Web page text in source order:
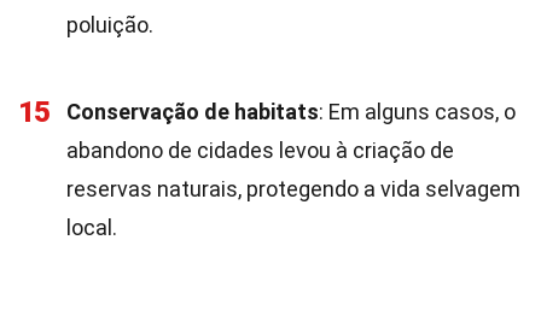
poluição.
15 Conservação de habitats: Em alguns casos, o
abandono de cidades levou à criação de
reservas naturais, protegendo a vida selvagem
local.